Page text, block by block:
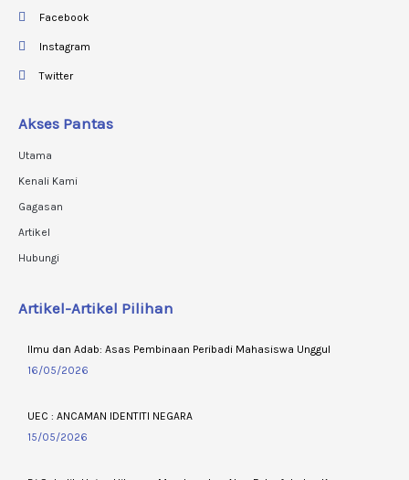
Facebook
Instagram
Twitter
Akses Pantas
Utama
Kenali Kami
Gagasan
Artikel
Hubungi
Artikel-Artikel Pilihan
Ilmu dan Adab: Asas Pembinaan Peribadi Mahasiswa Unggul
16/05/2026
UEC : ANCAMAN IDENTITI NEGARA
15/05/2026